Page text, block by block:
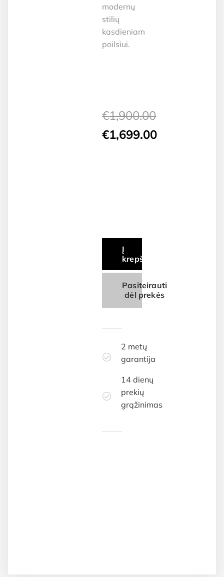
modernų
stilių
kasdieniam
poilsiui.
€1,900.00
Original
€1,699.00
Į
krepšelį
Pasiteirauti
dėl prekės
2 metų
garantija
14 dienų
prekių
grąžinimas